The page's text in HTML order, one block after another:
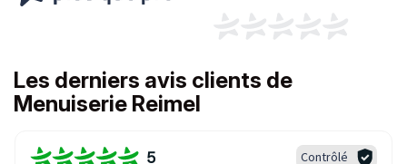
Les derniers avis clients de
Menuiserie Reimel
5 Contrôlé